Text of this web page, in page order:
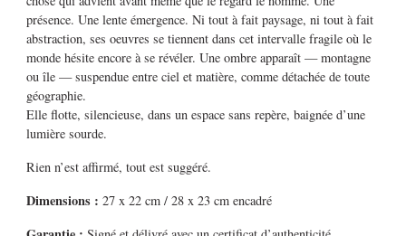
présence. Une lente émergence. Ni tout à fait paysage, ni tout à fait
abstraction, ses oeuvres se tiennent dans cet intervalle fragile où le
monde hésite encore à se révéler. Une ombre apparaît — montagne
ou île — suspendue entre ciel et matière, comme détachée de toute
géographie.
Elle flotte, silencieuse, dans un espace sans repère, baignée d’une
lumière sourde.
Rien n’est affirmé, tout est suggéré.
Dimensions :27 x 22 cm / 28 x 23 cm encadré